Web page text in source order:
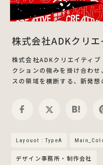
株式会社ADKクリ
株式会社ADKクリエイティ
クションの強みを掛け合わ
スの領域を横断する、新発想
Layouot : TypeA
デザイン事務所・制作会社